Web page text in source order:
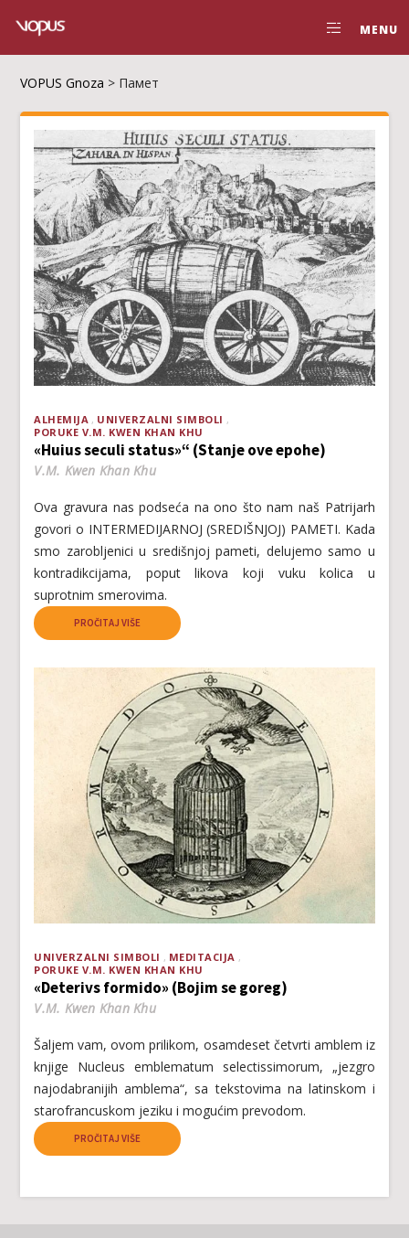
MENU
VOPUS Gnoza > Памет
ALHEMIJA
UNIVERZALNI SIMBOLI
PORUKE V.M. KWEN KHAN KHU
«Huius seculi status»“ (Stanje ove epohe)
V.M. Kwen Khan Khu
Ova gravura nas podseća na ono što nam naš Patrijarh
govori o INTERMEDIJARNOJ (SREDIŠNJOJ) PAMETI. Kada
smo zarobljenici u središnjoj pameti, delujemo samo u
kontradikcijama, poput likova koji vuku kolica u
suprotnim smerovima.
PROČITAJ VIŠE
UNIVERZALNI SIMBOLI
MEDITACIJA
PORUKE V.M. KWEN KHAN KHU
«Deterivs formido» (Bojim se goreg)
V.M. Kwen Khan Khu
Šaljem vam, ovom prilikom, osamdeset četvrti amblem iz
knjige Nucleus emblematum selectissimorum, „jezgro
najodabranijih amblema“, sa tekstovima na latinskom i
starofrancuskom jeziku i mogućim prevodom.
PROČITAJ VIŠE